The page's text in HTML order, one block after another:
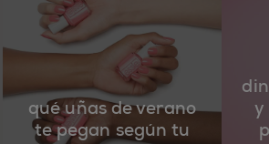
qué uñas de verano
te pegan según tu
y